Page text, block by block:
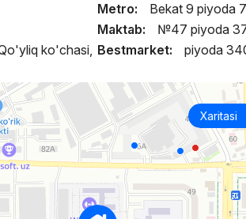
ko'chasi,
Metro:
Bekat 9 piyoda
Maktab:
№47 piyoda
Bestmarket:
piyoda
Xaritasi